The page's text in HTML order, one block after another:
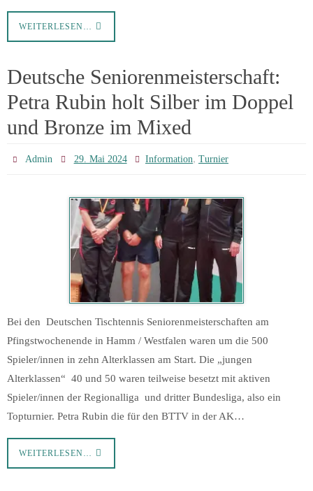
WEITERLESEN…
Deutsche Seniorenmeisterschaft:
Petra Rubin holt Silber im Doppel
und Bronze im Mixed
Admin 29. Mai 2024 Information, Turnier
Bei den Deutschen Tischtennis Seniorenmeisterschaften am
Pfingstwochenende in Hamm / Westfalen waren um die 500
Spieler/innen in zehn Alterklassen am Start. Die „jungen
Alterklassen“ 40 und 50 waren teilweise besetzt mit aktiven
Spieler/innen der Regionalliga und dritter Bundesliga, also ein
Topturnier. Petra Rubin die für den BTTV in der AK…
WEITERLESEN…